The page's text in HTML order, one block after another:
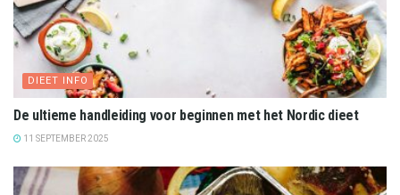
DIEET INFO
De ultieme handleiding voor beginnen met het Nordic dieet
11 SEPTEMBER 2025